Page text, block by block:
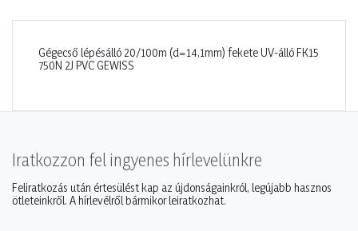
Gégecső lépésálló 20/100m (d=14,1mm) fekete UV-álló FK15
750N 2J PVC GEWISS
Iratkozzon fel ingyenes hírlevelünkre
Feliratkozás után értesülést kap az újdonságainkról, legújabb hasznos
ötleteinkről. A hírlevélről bármikor leiratkozhat.